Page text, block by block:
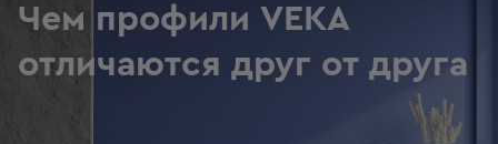
Чем профили VEKA
отличаются друг от друга